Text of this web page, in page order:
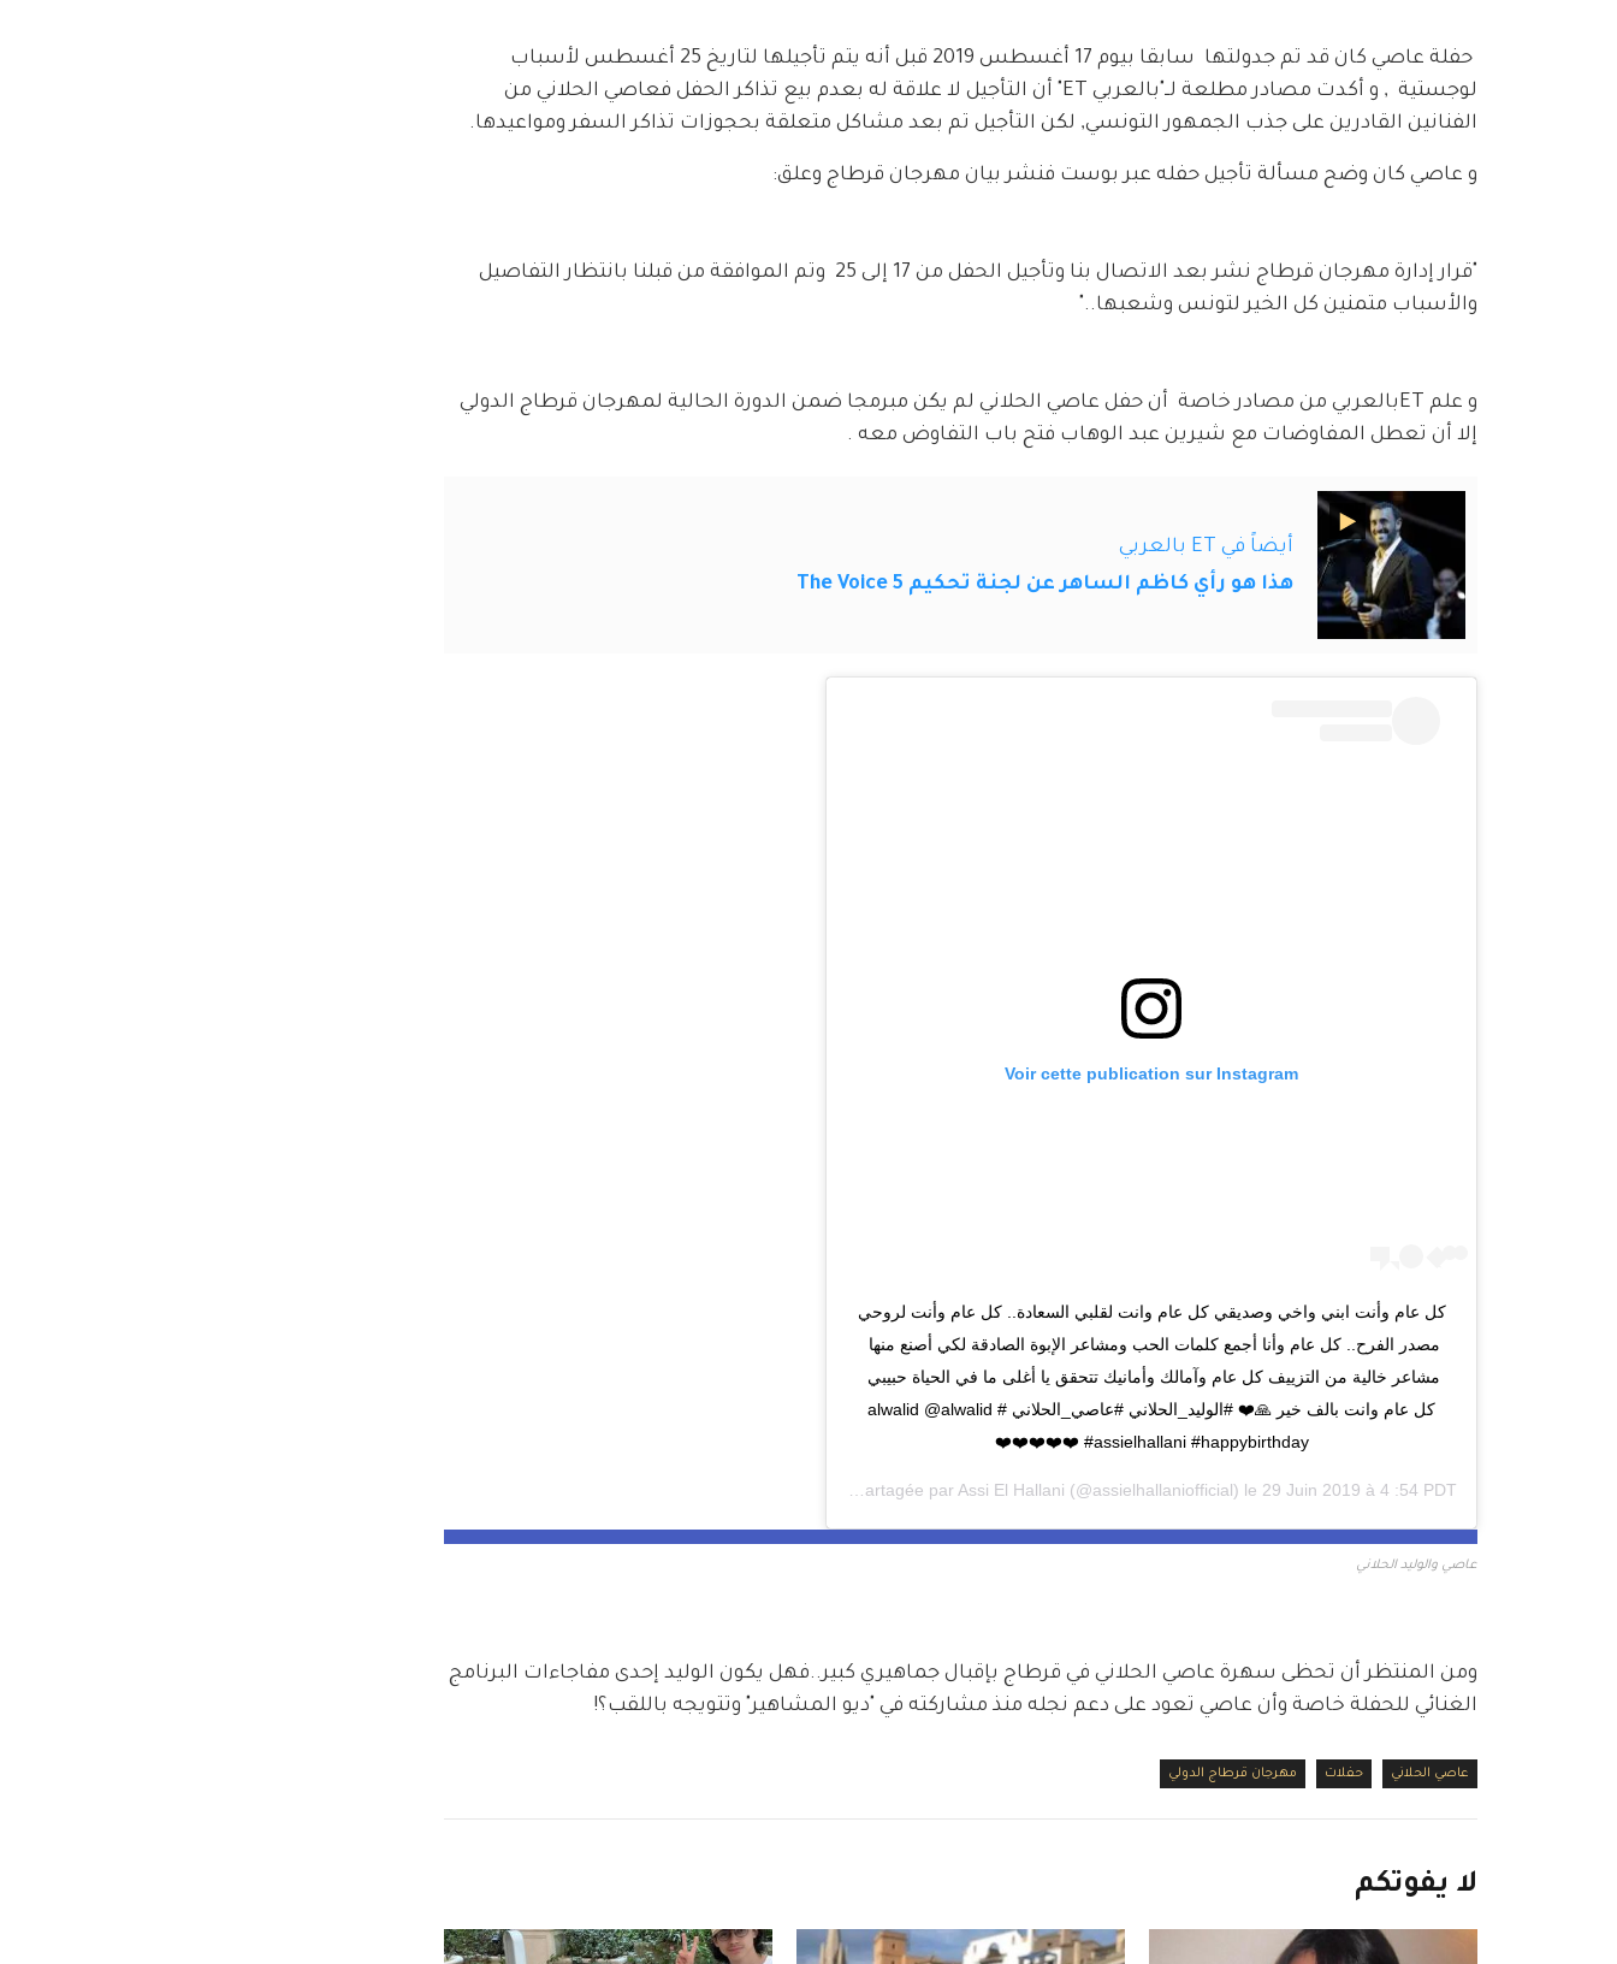
حفلة عاصي كان قد تم جدولتها  سابقا بيوم 17 أغسطس 2019 قبل أنه يتم تأجيلها لتاريخ 25 أغسطس لأسباب
لوجستية  , و أكدت مصادر مطلعة لــ"بالعربي ET" أن التأجيل لا علاقة له بعدم بيع تذاكر الحفل فعاصي الحلاني من
الفنانين القادرين على جذب الجمهور التونسي, لكن التأجيل تم بعد مشاكل متعلقة بحجوزات تذاكر السفر ومواعيدها.
و عاصي كان وضح مسألة تأجيل حفله عبر بوست فنشر بيان مهرجان قرطاج وعلق:
"قرار إدارة مهرجان قرطاج نشر بعد الاتصال بنا وتأجيل الحفل من 17 إلى 25  وتم الموافقة من قبلنا بانتظار التفاصيل
والأسباب متمنين كل الخير لتونس وشعبها.."
و علم ETبالعربي من مصادر خاصة  أن حفل عاصي الحلاني لم يكن مبرمجا ضمن الدورة الحالية لمهرجان قرطاج الدولي
إلا أن تعطل المفاوضات مع شيرين عبد الوهاب فتح باب التفاوض معه .
أيضاً في ET بالعربي
هذا هو رأي كاظم الساهر عن لجنة تحكيم The Voice 5
Voir cette publication sur Instagram
كل عام وأنت ابني واخي وصديقي كل عام وانت لقلبي السعادة.. كل عام وأنت لروحي
مصدر الفرح.. كل عام وأنا أجمع كلمات الحب ومشاعر الإبوة الصادقة لكي أصنع منها
مشاعر خالية من التزييف كل عام وآمالك وأمانيك تتحقق يا أغلى ما في الحياة حبيبي
كل عام وانت بالف خير 🙏❤️ #الوليد_الحلاني #عاصي_الحلاني #alwalid @alwalid
#assielhallani #happybirthday ❤️❤️❤️❤️❤️
Assi El Hallani (@assielhallaniofficial) le 29 Juin 2019 à 4 :54 PDT
عاصي والوليد الحلاني
ومن المنتظر أن تحظى سهرة عاصي الحلاني في قرطاج بإقبال جماهيري كبير..فهل يكون الوليد إحدى مفاجاءات البرنامج
الغنائي للحفلة خاصة وأن عاصي تعود على دعم نجله منذ مشاركته في "ديو المشاهير" وتتويجه باللقب؟!
عاصي الحلاني حفلات مهرجان قرطاج الدولي
لا يفوتكم